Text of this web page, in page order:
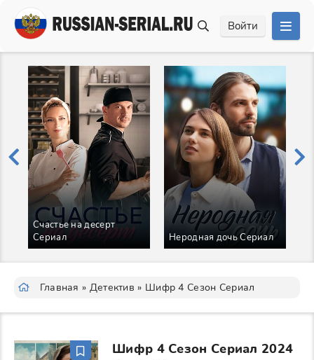
Войти
Счастье на десерт
Сериал
Неродная дочь Сериал
Главная » Детектив » Шифр 4 Сезон Сериал
Шифр 4 Сезон Сериал 2024